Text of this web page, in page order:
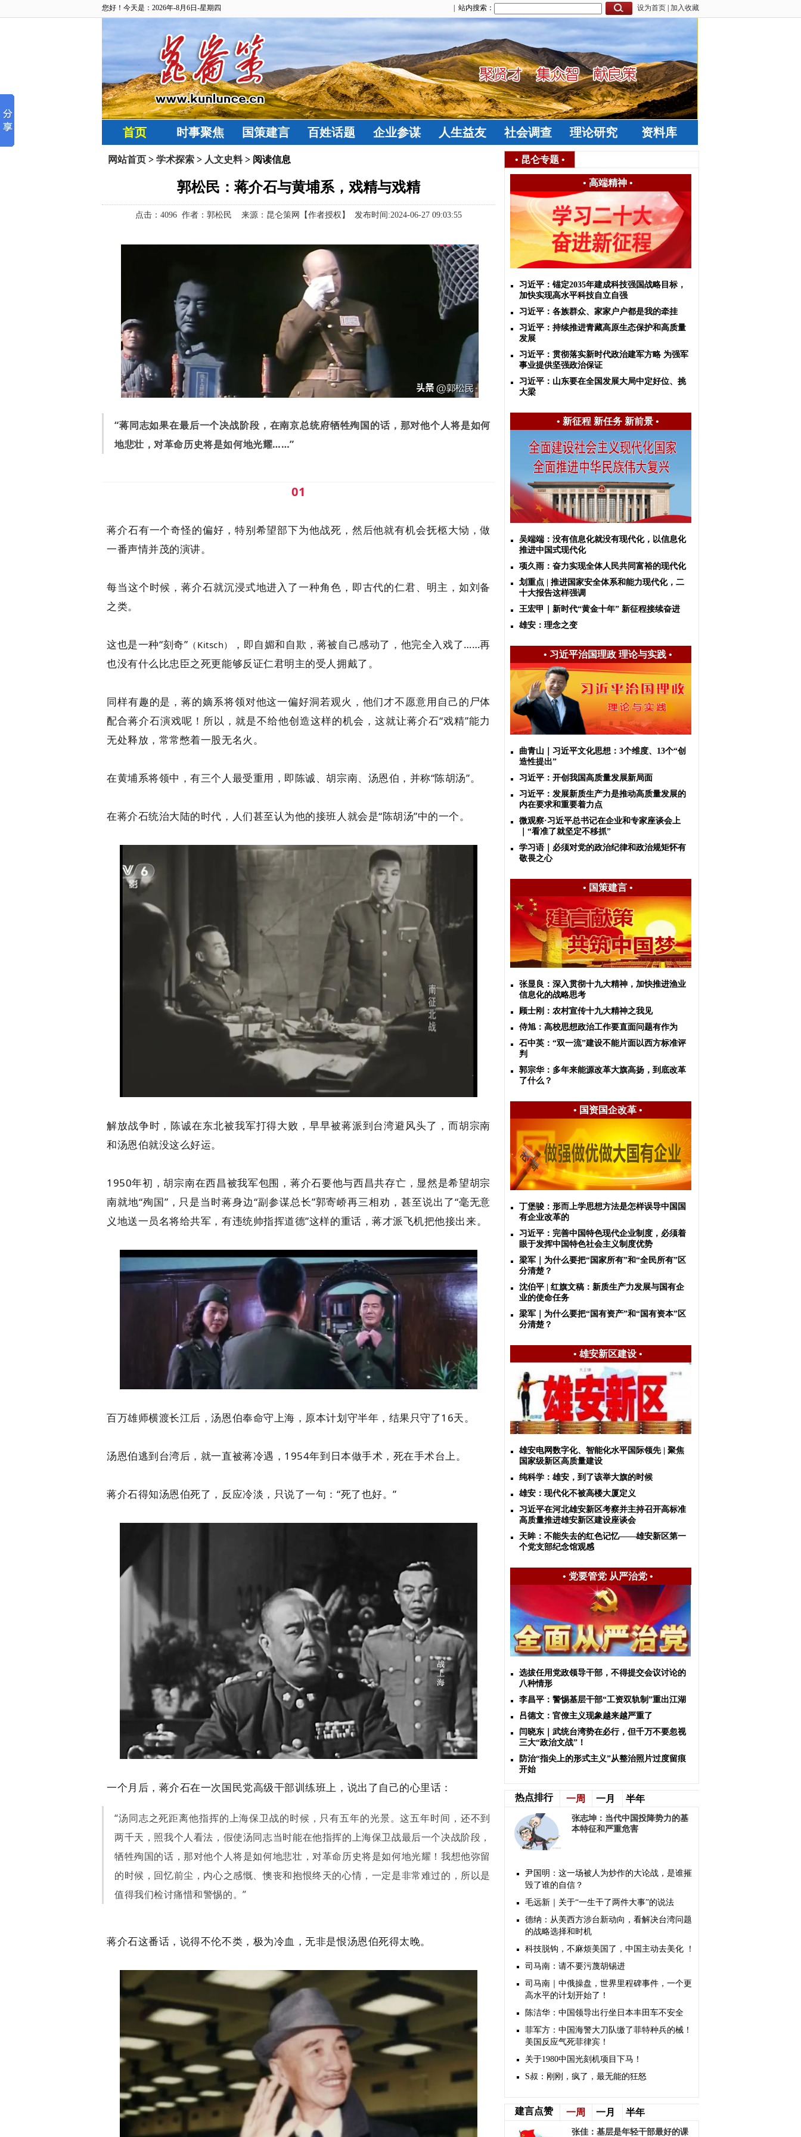
您好！今天是：2026年-8月6日-星期四 设为首页 加入收藏
| 站内搜索：
首页 时事聚焦 国策建言 百姓话题 企业参谋 人生益友 社会调查 理论研究 资料库
网站首页 > 学术探索 > 人文史料> 阅读信息
郭松民：​蒋介石与黄埔系，戏精与戏精
点击： 4096 作者：郭松民 来源：昆仑策网【作者授权】 发布时间:2024-06-27 09:03:55
“蒋同志如果在最后一个决战阶段，在南京总统府牺牲殉国的话，那对他个人将是如何
地悲壮，对革命历史将是如何地光耀……”
01
蒋介石有一个奇怪的偏好，特别希望部下为他战死，然后他就有机会抚柩大恸，做
一番声情并茂的演讲。
每当这个时候，蒋介石就沉浸式地进入了一种角色，即古代的仁君、明主，如刘备
之类。
这也是一种“刻奇” （Kitsch）
，即自媚和自欺，蒋被自己感动了，他完全入戏了……再
也没有什么比忠臣之死更能够反证仁君明主的受人拥戴了。
同样有趣的是，蒋的嫡系将领对他这一偏好洞若观火，他们才不愿意用自己的尸体
配合蒋介石演戏呢！所以，就是不给他创造这样的机会，这就让蒋介石“戏精”能力
无处释放，常常憋着一股无名火。
在黄埔系将领中，有三个人最受重用，即陈诚、胡宗南、汤恩伯，并称“陈胡汤”。
在蒋介石统治大陆的时代，人们甚至认为他的接班人就会是“陈胡汤”中的一个。
解放战争时，陈诚在东北被我军打得大败，早早被蒋派到台湾避风头了，而胡宗南
和汤恩伯就没这么好运。
1950年初，胡宗南在西昌被我军包围，蒋介石要他与西昌共存亡，显然是希望胡宗
南就地“殉国”，只是当时蒋身边“副参谋总长”郭寄峤再三相劝，甚至说出了“毫无意
义地送一员名将给共军，有违统帅指挥道德”这样的重话，蒋才派飞机把他接出来。
百万雄师横渡长江后，汤恩伯奉命守上海，原本计划守半年，结果只守了16天。
汤恩伯逃到台湾后，就一直被蒋冷遇，1954年到日本做手术，死在手术台上。
蒋介石得知汤恩伯死了，反应冷淡，只说了一句：“死了也好。”
一个月后，蒋介石在一次国民党高级干部训练班上，说出了自己的心里话：
“汤同志之死距离他指挥的上海保卫战的时候，只有五年的光景。这五年时间，还不到
两千天，照我个人看法，假使汤同志当时能在他指挥的上海保卫战最后一个决战阶段，
牺牲殉国的话，那对他个人将是如何地悲壮，对革命历史将是如何地光耀！我想他弥留
的时候，回忆前尘，内心之感慨、懊丧和抱恨终天的心情，一定是非常难过的，所以是
值得我们检讨痛惜和警惕的。”
蒋介石这番话，说得不伦不类，极为冷血，无非是恨汤恩伯死得太晚。
• 昆仑专题 •
• 高端精神•
习近平：锚定2035年建成科技强国战略目标，
加快实现高水平科技自立自强
习近平：各族群众、家家户户都是我的牵挂
习近平：持续推进青藏高原生态保护和高质量
发展
习近平：​贯彻落实新时代政治建军方略 为强军
事业提供坚强政治保证
习近平：山东要在全国发展大局中定好位、挑
大梁
• 新征程 新任务 新前景•
吴端端：没有信息化就没有现代化，以信息化
推进中国式现代化
项久雨：奋力实现全体人民共同富裕的现代化
划重点 | 推进国家安全体系和能力现代化，二
十大报告这样强调
王宏甲｜新时代“黄金十年” 新征程接续奋进
雄安：理念之变
• 习近平治国理政 理论与实践•
曲青山｜习近平文化思想：3个维度、13个“创
造性提出”
习近平：开创我国高质量发展新局面
习近平：发展新质生产力是推动高质量发展的
内在要求和重要着力点
微观察·习近平总书记在企业和专家座谈会上
｜“看准了就坚定不移抓”
学习语｜必须对党的政治纪律和政治规矩怀有
敬畏之心
• 国策建言•
张显良：深入贯彻十九大精神，加快推进渔业
信息化的战略思考
顾士刚：农村宣传十九大精神之我见
侍旭：高校思想政治工作要直面问题有作为
石中英：“双一流”建设不能片面以西方标准评
判
郭宗华：多年来能源改革大旗高扬，到底改革
了什么？
• 国资国企改革•
丁堡骏：形而上学思想方法是怎样误导中国国
有企业改革的
习近平：完善中国特色现代企业制度，必须着
眼于发挥中国特色社会主义制度优势
梁军｜为什么要把“国家所有”和“全民所有”区
分清楚？
沈伯平 | 红旗文稿：新质生产力发展与国有企
业的使命任务
梁军｜为什么要把“国有资产”和“国有资本”区
分清楚？
• 雄安新区建设•
雄安电网数字化、智能化水平国际领先 | 聚焦
国家级新区高质量建设
纯科学：雄安，到了该举大旗的时候
雄安：现代化不被高楼大厦定义
习近平在河北雄安新区考察并主持召开高标准
高质量推进雄安新区建设座谈会
天眸：不能失去的红色记忆——雄安新区第一
个党支部纪念馆观感
• 党要管党 从严治党•
选拔任用党政领导干部，不得提交会议讨论的
八种情形
李昌平：警惕基层干部“工资双轨制”重出江湖
吕德文：官僚主义现象越来越严重了
闫晓东｜武统台湾势在必行，但千万不要忽视
三大“政治文战”！
防治“指尖上的形式主义”从整治照片过度留痕
开始
热点排行 一周 一月 半年
张志坤：当代中国投降势力的基
本特征和严重危害
尹国明：这一场被人为炒作的大论战，是谁摧
毁了谁的自信？
毛远新｜关于“一生干了两件大事”的说法
德纳：从美西方涉台新动向，看解决台湾问题
的战略选择和时机
科技脱钩，不麻烦美国了，中国主动去美化 ！
司马南：请不要污蔑胡锡进
司马南｜中俄操盘，世界里程碑事件，一个更
高水平的计划开始了！
陈洁华：中国领导出行坐日本丰田车不安全
菲军方：中国海警大刀队缴了菲特种兵的械！
美国反应气死菲律宾！
关于1980中国光刻机项目下马！
S叔：刚刚，疯了，最无能的狂怒
建言点赞 一周 一月 半年
张佳：基层是年轻干部最好的课